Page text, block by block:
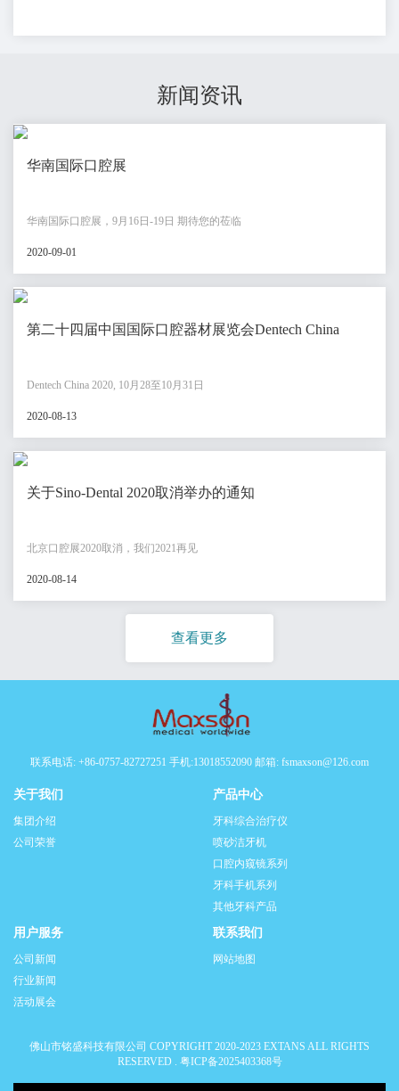
新闻资讯
华南国际口腔展
华南国际口腔展，9月16日-19日 期待您的莅临
2020-09-01
第二十四届中国国际口腔器材展览会Dentech China
Dentech China 2020, 10月28至10月31日
2020-08-13
关于Sino-Dental 2020取消举办的通知
北京口腔展2020取消，我们2021再见
2020-08-14
查看更多
联系电话: +86-0757-82727251 手机:13018552090 邮箱: fsmaxson@126.com
关于我们
集团介绍
公司荣誉
产品中心
牙科综合治疗仪
喷砂洁牙机
口腔内窥镜系列
牙科手机系列
其他牙科产品
用户服务
公司新闻
行业新闻
活动展会
联系我们
网站地图
佛山市铭盛科技有限公司 COPYRIGHT 2020-2023 EXTANS ALL RIGHTS
RESERVED . 粤ICP备2025403368号